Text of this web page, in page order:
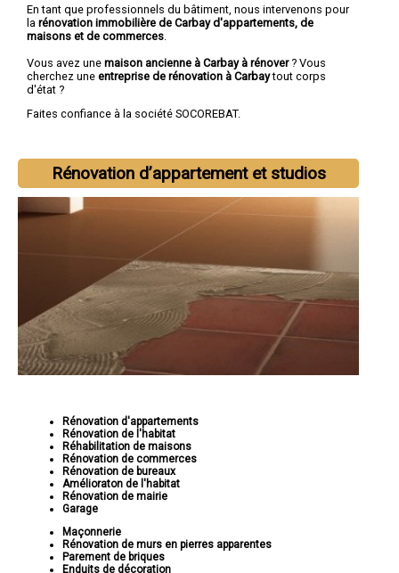
En tant que professionnels du bâtiment, nous intervenons pour
la rénovation immobilière de Carbay d'appartements, de
maisons et de commerces
Vous avez une maison ancienne à Carbay à rénover? Vous
cherchez une entreprise de rénovation à Carbaytout corps
d'état ?
Faites confiance à la société SOCOREBAT.
Rénovation d’appartement et studios
Rénovation d'appartements
Rénovation de l'habitat
Réhabilitation de maisons
Rénovation de commerces
Rénovation de bureaux
Amélioraton de l'habitat
Rénovation de mairie
Garage
Maçonnerie
Rénovation de murs en pierres apparentes
Parement de briques
Enduits de décoration